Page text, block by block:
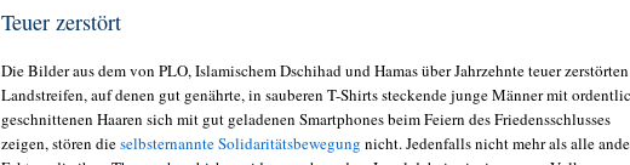
Teuer zerstört
Die Bilder aus dem von PLO, Islamischem Dschihad und Hamas über Jahrzehnte teuer zerstörten
Landstreifen, auf denen gut genährte, in sauberen T-Shirts steckende junge Männer mit
geschnittenen Haaren sich mit gut geladenen Smartphones beim Feiern des Friedensschlusses
zeigen, stören dieselbsternannte Solidaritätsbewegung nicht. Jedenfalls nicht mehr als alle